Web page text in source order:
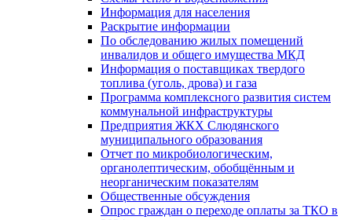
Информация для населения
Раскрытие информации
По обследованию жилых помещений
инвалидов и общего имущества МКД
Информация о поставщиках твердого
топлива (уголь, дрова) и газа
Программа комплексного развития систем
коммунальной инфраструктуры
Предприятия ЖКХ Слюдянского
муниципального образования
Отчет по микробиологическим,
органолептическим, обобщённым и
неорганическим показателям
Общественные обсуждения
Опрос граждан о переходе оплаты за ТКО в